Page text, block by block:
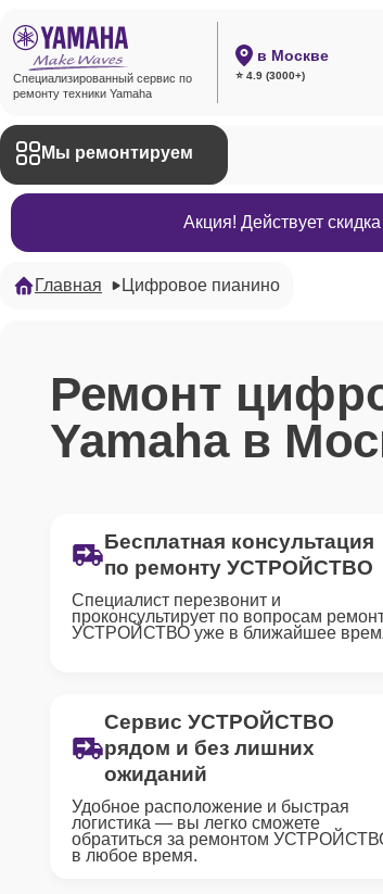
Специализированный сервис по
ремонту техники Yamaha
в Москве
⭐ 4.9 (3000+)
Мы ремонтируем
Акция! Действует
Главная Цифровое пианино
Ремонт
Yamaha в
Бесплатная консультация
по ремонту УСТРОЙСТВО
Специалист перезвонит и
проконсультирует по вопросам
УСТРОЙСТВО уже в ближайшее
Сервис УСТРОЙСТВО
рядом и без лишних
ожиданий
Удобное расположение и быстрая
логистика — вы легко сможете
обратиться за ремонтом
в любое время.